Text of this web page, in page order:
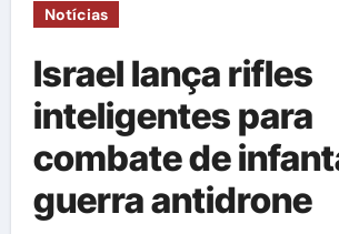
Notícias
Israel lança rifles
inteligentes para
combate de
guerra antidrone